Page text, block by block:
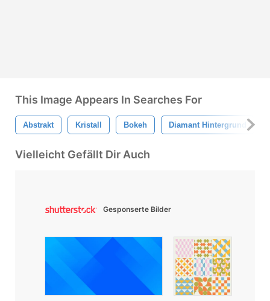
This Image Appears In Searches For
Abstrakt Kristall Bokeh Diamant Hintergrund
Vielleicht Gefällt Dir Auch
Gesponserte Bilder